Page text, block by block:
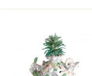
элементы рельефного
Первую отливку
увидеть в Оранжерее